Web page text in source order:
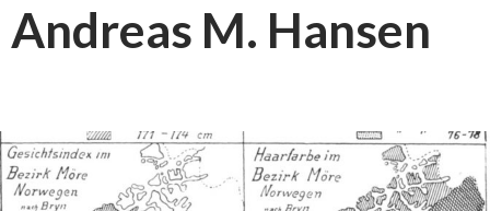
Andreas M. Hansen